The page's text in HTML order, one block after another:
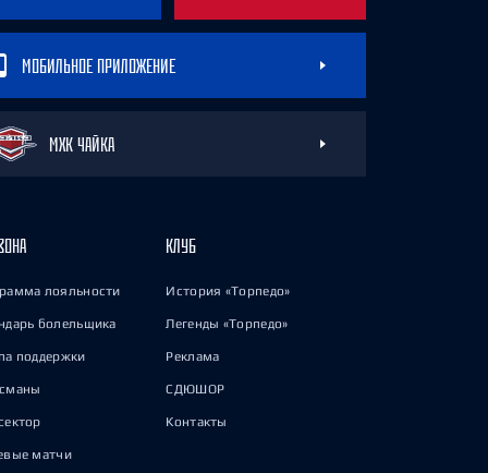
МОБИЛЬНОЕ ПРИЛОЖЕНИЕ
МХК ЧАЙКА
лояльности
болельщика
поддержки
матчи
КЛУБ
История «Торпедо»
Легенды «Торпедо»
Реклама
СДЮШОР
Контакты